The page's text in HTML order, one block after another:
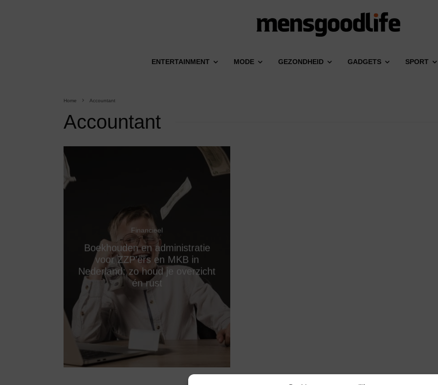
ENTERTAINMENT MODE GEZONDHEID GADGETS SPORT
Home Accountant
Accountant
Financieel
Boekhouden en administratie
voor ZZP’ers en MKB in
Nederland: zo houd je overzicht
én rust